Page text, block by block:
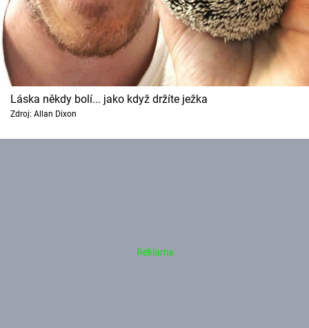
Láska někdy bolí... jako když držíte ježka
Zdroj: Allan Dixon